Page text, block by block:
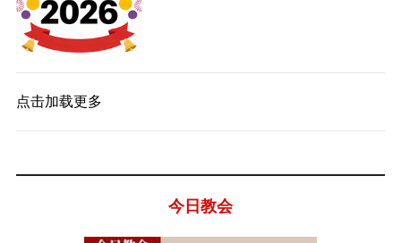
点击加载更多
今日教会